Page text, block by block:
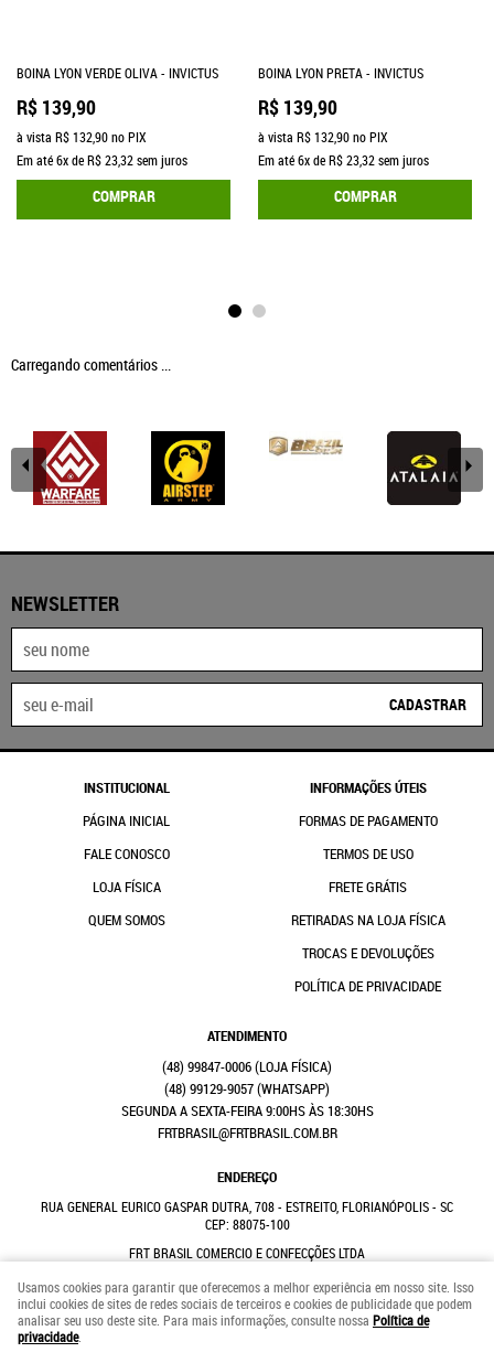
BOINA LYON VERDE OLIVA - INVICTUS
R$ 139,90
à vista R$ 132,90no PIX
Em até6xdeR$ 23,32sem juros
COMPRAR
BOINA LYON PRETA - INVICTUS
R$ 139,90
à vista R$ 132,90no PIX
Em até6xdeR$ 23,32sem juros
COMPRAR
Carregando comentários ...
NEWSLETTER
CADASTRAR
INSTITUCIONAL
PÁGINA INICIAL
FALE CONOSCO
LOJA FÍSICA
QUEM SOMOS
INFORMAÇÕES ÚTEIS
FORMAS DE PAGAMENTO
TERMOS DE USO
FRETE GRÁTIS
RETIRADAS NA LOJA FÍSICA
TROCAS E DEVOLUÇÕES
POLÍTICA DE PRIVACIDADE
ATENDIMENTO
(48) 99847-0006
(48) 99129-9057(WHATSAPP)
SEGUNDA A SEXTA-FEIRA 9:00HS ÀS 18:30HS
FRTBRASIL@FRTBRASIL.COM.BR
ENDEREÇO
RUA GENERAL EURICO GASPAR DUTRA, 708- ESTREITO, FLORIANÓPOLIS- SC
CEP: 88075-100
FRT BRASIL COMERCIO E CONFECÇÕES LTDA
LOJA VIRTUAL CRIADA POR
Usamos cookies para garantir que oferecemos a melhor experiência em nosso site. Isso
inclui cookies de sites de redes sociais de terceiros e cookies de publicidade que podem
analisar seu uso deste site. Para mais informações, consulte nossa Política de
privacidade.